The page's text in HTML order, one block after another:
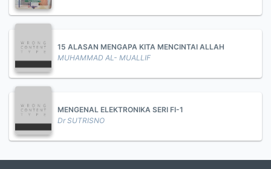
15 ALASAN MENGAPA KITA MENCINTAI ALLAH
MUHAMMAD AL- MUALLIF
MENGENAL ELEKTRONIKA SERI FI-1
Dr SUTRISNO